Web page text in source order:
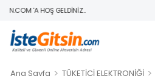
'A HOŞ GELDINIZ..
Ana Sayfa > TÜKETİCİ ELEKTRONİĞİ >